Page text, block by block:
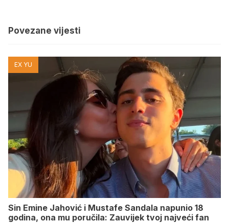
Povezane vijesti
EX YU
Sin Emine Jahović i Mustafe Sandala napunio 18
godina, ona mu poručila: Zauvijek tvoj najveći fan